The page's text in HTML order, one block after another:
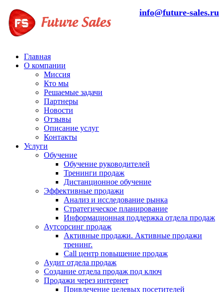
info@future-sales.ru
Главная
О компании
Миссия
Кто мы
Решаемые задачи
Партнеры
Новости
Отзывы
Описание услуг
Контакты
Услуги
Обучение
Обучение руководителей
Тренинги продаж
Дистанционное обучение
Эффективные продажи
Анализ и исследование рынка
Стратегическое планирование
Информационная поддержка отдела продаж
Аутсорсинг продаж
Активные продажи. Активные продажи
тренинг.
Call центр повышение продаж
Аудит отдела продаж
Создание отдела продаж под ключ
Продажи через интернет
Привлечение целевых посетителей